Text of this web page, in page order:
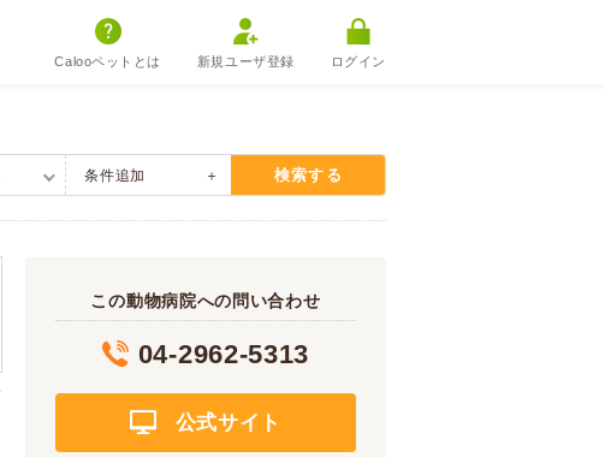
Calooペットとは 新規ユーザ登録 ログイン
条件追加 検索する
この動物病院への問い合わせ
04-2962-5313
公式サイト